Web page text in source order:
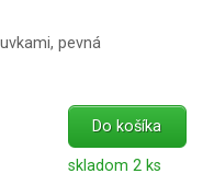
pevná
Do košíka
skladom 2 ks